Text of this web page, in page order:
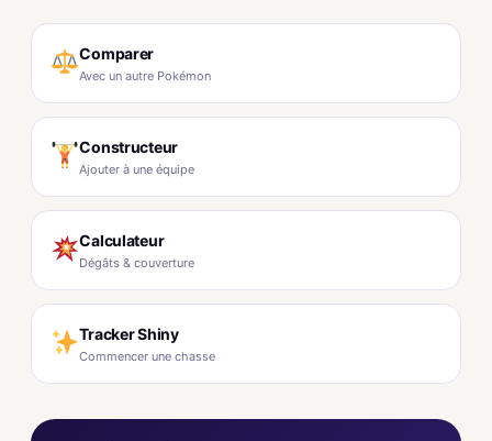
Comparer
Avec un autre Pokémon
Constructeur
Ajouter à une équipe
Calculateur
Dégâts & couverture
Tracker Shiny
Commencer une chasse